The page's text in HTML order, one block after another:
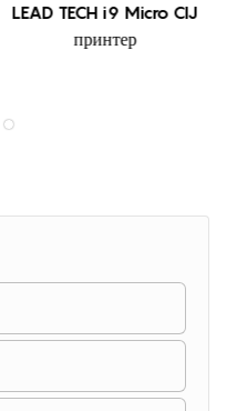
LEAD TECH i9 Micro CIJ
принтер